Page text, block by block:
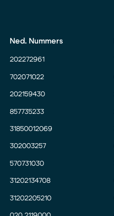
Ned. Nummers
202272961
702071022
202159430
857735233
31850012069
302003257
570731030
31202134708
31202205210